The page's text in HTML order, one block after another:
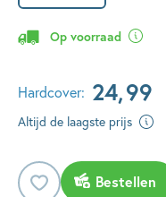
Op voorraad
Hardcover: 24,99
Altijd de laagste prijs
Bestellen